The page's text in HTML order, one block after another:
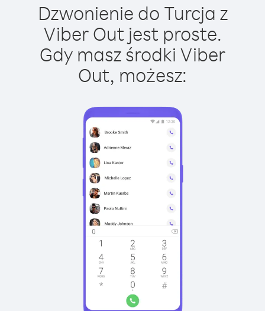
Dzwonienie do Turcja z
Viber Out jest proste.
Gdy masz środki Viber
Out, możesz: